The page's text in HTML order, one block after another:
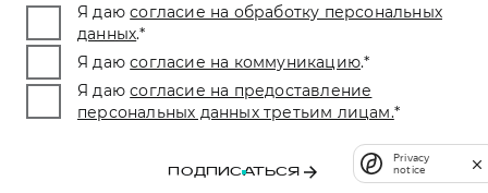
Я даю согласие на обработку персональных
данных.*
Я даю согласие на коммуникацию.*
Я даю согласие на предоставление
персональных данных третьим лицам.*
ПОДПИСАТЬСЯ
Privacy
notice